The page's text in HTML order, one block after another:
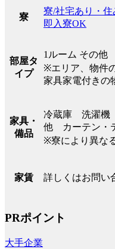
寮
寮/社宅あり・住
即入寮OK
部屋タ
イプ
1ルーム その他
※エリア、物件
家具家電付きの
家具・
備品
冷蔵庫 洗濯
他 カーテン・
※寮により異な
家賃 詳しくはお問い
PRポイント
大手企業